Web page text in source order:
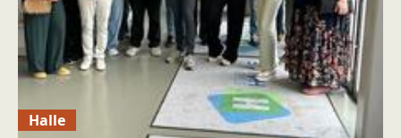
Halle